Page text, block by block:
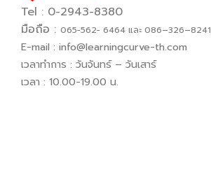
Tel : 0-2943-8380
มือถือ : 065−562− 6464 และ 086–326–8241
E-mail : info@learningcurve-th.com
เวลาทำการ : วันจันทร์ – วันเสาร์
เวลา : 10.00-19.00 น.